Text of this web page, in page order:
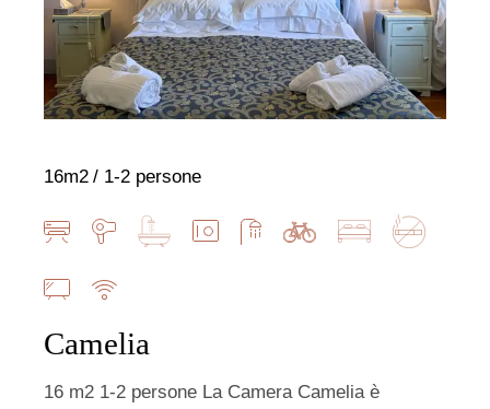
Camelia
16 m2 1-2 persone La Camera Camelia è
16m2 1-2 persone